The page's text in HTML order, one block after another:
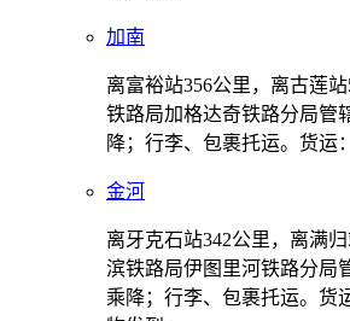
加南
离富裕站356公里，离古莲
铁路局加格达奇铁路分局管
降；行李、包裹托运。货运
金河
离牙克石站342公里，离满
滨铁路局伊图里河铁路分局
乘降；行李、包裹托运。货